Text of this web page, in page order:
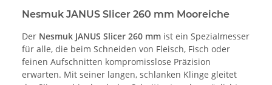
Nesmuk JANUS Slicer 260 mm Mooreiche
Der Nesmuk JANUS Slicer 260 mm ist ein Spezialmesser
für alle, die beim Schneiden von Fleisch, Fisch oder
feinen Aufschnitten kompromisslose Präzision
erwarten. Mit seiner langen, schlanken Klinge gleitet